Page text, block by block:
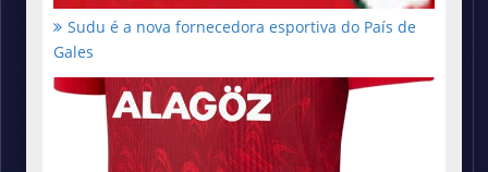
Sudu é a nova fornecedora esportiva do País de
Gales